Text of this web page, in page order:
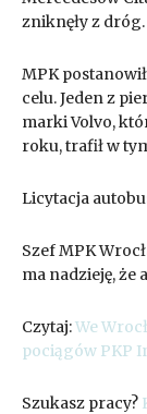
zniknęły z dróg.
MPK
celu. Jeden z
marki Volvo,
roku, trafił w
Licytacja
Szef MPK
ma nadzieję, że
Czytaj:We
pociągów PKP
Szukasz pracy?